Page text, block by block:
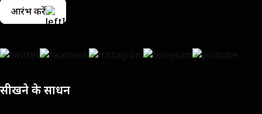
आरंभ करें
सीखने के साधन